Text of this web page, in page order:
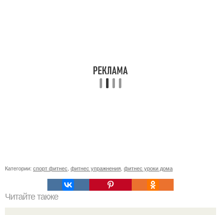
Категории: спорт фитнес фитнес упражнения фитнес уроки дома
Читайте также